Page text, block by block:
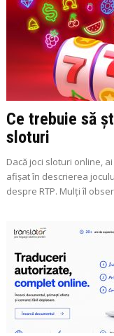
Ce trebuie să
sloturi
Dacă joci sloturi online,
afișat în descrierea
despre RTP. Mulți îl